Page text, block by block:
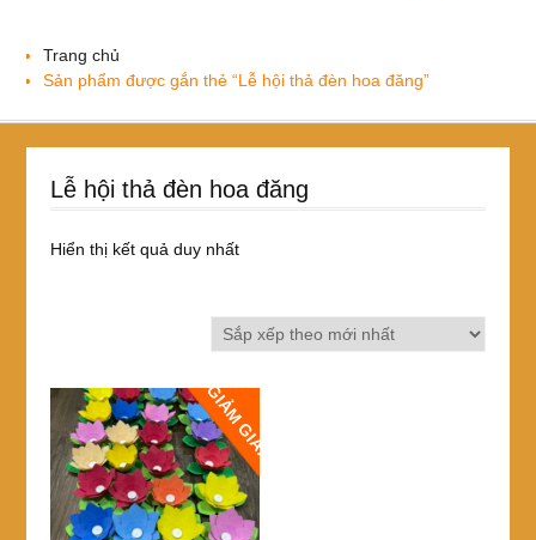
Trang chủ
Sản phẩm được gắn thẻ “Lễ hội thả đèn hoa đăng”
Lễ hội thả đèn hoa đăng
Hiển thị kết quả duy nhất
GIẢM GIÁ!